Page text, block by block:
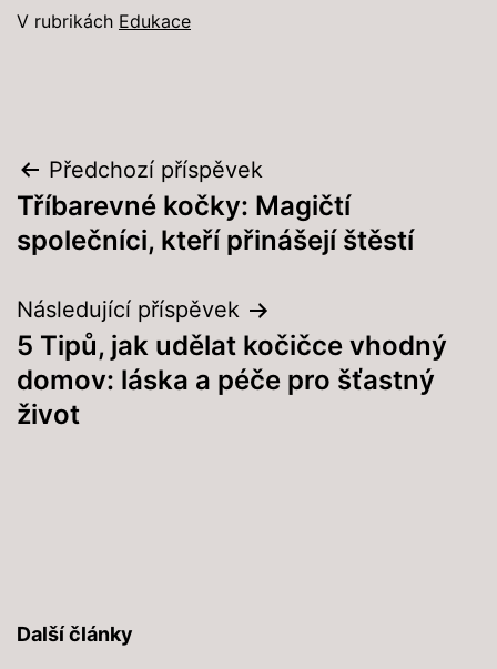
V rubrikách Edukace
Navigace
pro
Předchozí příspěvek
Tříbarevné kočky: Magičtí
společníci, kteří přinášejí štěstí
Následující příspěvek
5 Tipů, jak udělat kočičce vhodný
domov: láska a péče pro šťastný
život
Další články